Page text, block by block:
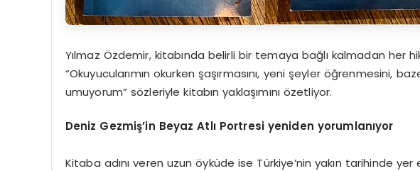
Yılmaz Özdemir, kitabında belirli bir temaya bağlı kalmadan her
“Okuyucularımın okurken şaşırmasını, yeni şeyler öğrenmesini,
umuyorum” sözleriyle kitabın yaklaşımını özetliyor.
Deniz Gezmiş’in Beyaz Atlı Portresi yeniden yorumlanıyor
Kitaba adını veren uzun öyküde ise Türkiye’nin yakın tarihinde